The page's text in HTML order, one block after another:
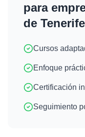
para
de Tenerife
Cursos
Enfoque
Certificación
Seguimiento